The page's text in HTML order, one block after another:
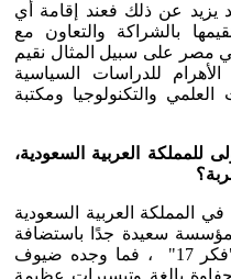
يزيد عن ذلك فعند إقامة أي
بالشراكة والتعاون مع
مصر على سبيل المثال نقيم
للدراسات السياسية
العلمي والتكنولوجيا ومكتبة
للمملكة العربية السعودية،
المملكة العربية السعودية
سعيدة جدًا باستضافة
المملكة العربية السعودية مؤتمر "فكر 17" ، فما وجده ضيوف